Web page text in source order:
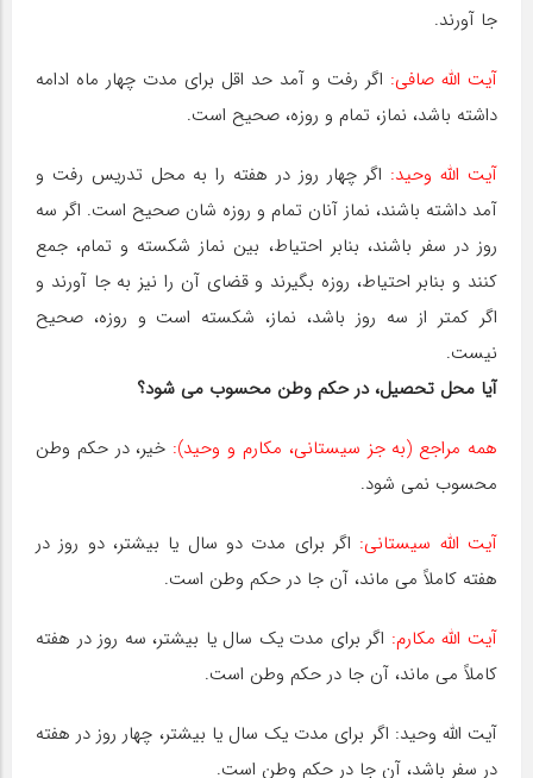
جا آورند.
آیت اللّه صافی: اگر رفت و آمد حد اقل برای مدت چهار ماه ادامه
داشته باشد، نماز، تمام و روزه، صحیح است.
آیت اللّه وحید: اگر چهار روز در هفته را به محل تدریس رفت و
آمد داشته باشند، نماز آنان تمام و روزه شان صحیح است. اگر سه
روز در سفر باشند، بنابر احتیاط، بین نماز شکسته و تمام، جمع
کنند و بنابر احتیاط، روزه بگیرند و قضای آن را نیز به جا آورند و
اگر کمتر از سه روز باشد، نماز، شکسته است و روزه، صحیح
نیست.
آیا محل تحصیل، در حکم وطن محسوب می شود؟
همه مراجع (به جز سیستانی، مکارم و وحید): خیر، در حکم وطن
محسوب نمی شود.
آیت اللّه سیستانی: اگر برای مدت دو سال یا بیشتر، دو روز در
هفته کاملاً می ماند، آن جا در حکم وطن است.
آیت اللّه مکارم: اگر برای مدت یک سال یا بیشتر، سه روز در هفته
کاملاً می ماند، آن جا در حکم وطن است.
آیت اللّه وحید: اگر برای مدت یک سال یا بیشتر، چهار روز در هفته
در سفر باشد، آن جا در حکم وطن است.